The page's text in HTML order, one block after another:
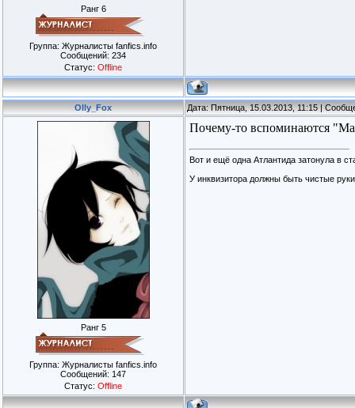
Ранг 6
Группа: Журналисты fanfics.info
Сообщений: 234
Статус: Offline
Olly_Fox Дата: Пятница, 15.03.2013, 11:15 |
Ранг 5
Группа: Журналисты fanfics.info
Сообщений: 147
Статус: Offline
Почему-то вспоминаются
Вот и ещё одна Атлантида затонула в
У инквизитора должны быть чистые